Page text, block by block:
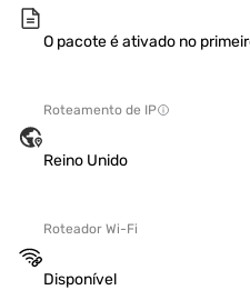
O pacote é ativado no
Roteamento de IP
Reino Unido
Roteador Wi-Fi
Disponível